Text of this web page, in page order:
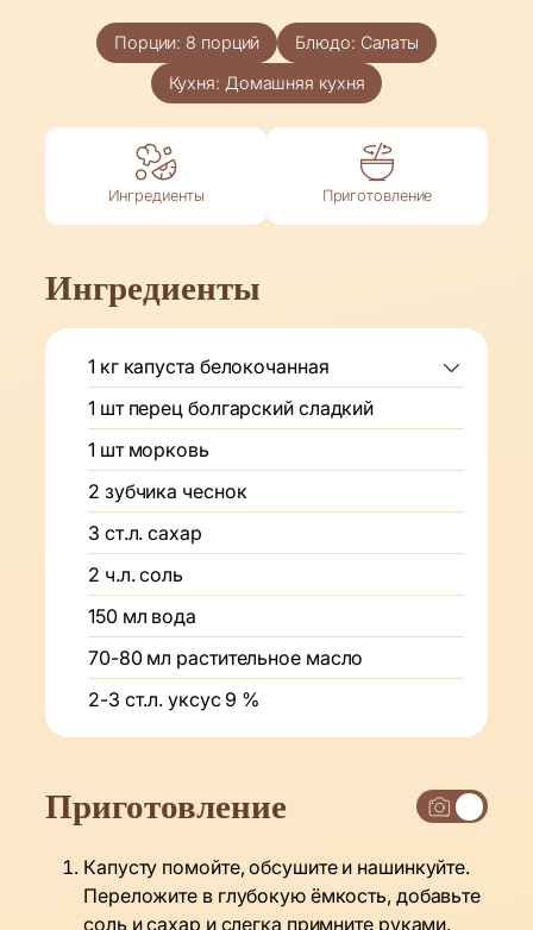
Порции: 8 порций Блюдо: Салаты
Кухня: Домашняя кухня
Ингредиенты Приготовление
Ингредиенты
1 кг капуста белокочанная
1 шт перец болгарский сладкий
1 шт морковь
2 зубчика чеснок
3 ст.л. сахар
2 ч.л.соль
150 мл вода
70-80 мл растительное масло
2-3 ст.л. уксус 9 %
Приготовление
Капусту помойте, обсушите и нашинкуйте.
Переложите в глубокую ёмкость, добавьте
соль и сахар и слегка примните руками.